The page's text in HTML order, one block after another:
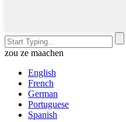
zou ze maachen
English
French
German
Portuguese
Spanish